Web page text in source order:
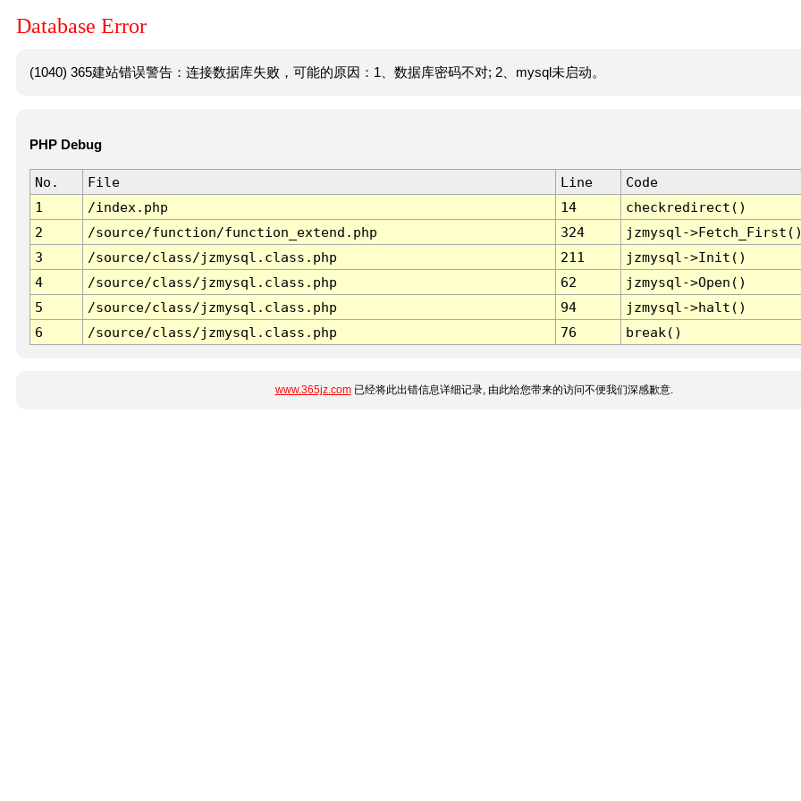
Database Error
(1040) 365建站错误警告：连接数据库失败，可能的原因：1、数据库密码不对; 2、mysql未启动。
PHP Debug
No. File Line
Code
1
/index.php 14
checkredirect()
2
/source/function/function_extend.php 324
jzmysql-
3
/source/class/jzmysql.class.php 211
jzmysql->Init()
4
/source/class/jzmysql.class.php 62
jzmysql->Open()
5
/source/class/jzmysql.class.php 94
jzmysql->halt()
6
/source/class/jzmysql.class.php 76 break()
www.365jz.com已经将此出错信息详细记录, 由此给您带来的访问不便我们深感歉意.